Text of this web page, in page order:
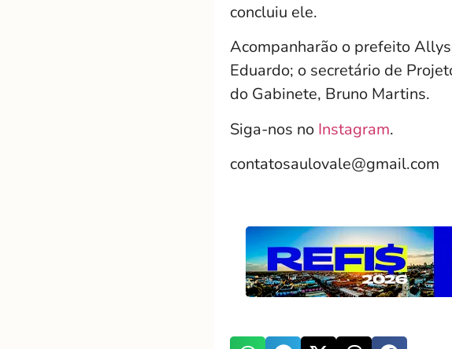
concluiu ele.
Acompanharão o prefeito
Eduardo; o secretário de
do Gabinete, Bruno Martins.
Siga-nos no Instagram.
contatosaulovale@gmail.com